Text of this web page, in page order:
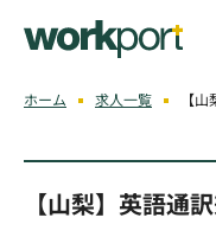
ホーム 求人一覧 【
【山梨】英語通